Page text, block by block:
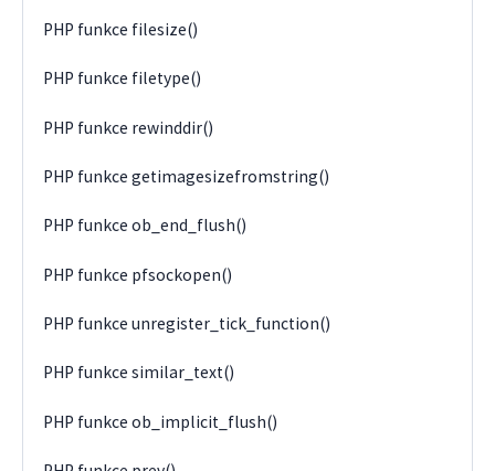
PHP funkce filesize()
PHP funkce filetype()
PHP funkce rewinddir()
PHP funkce getimagesizefromstring()
PHP funkce ob_end_flush()
PHP funkce pfsockopen()
PHP funkce unregister_tick_function()
PHP funkce similar_text()
PHP funkce ob_implicit_flush()